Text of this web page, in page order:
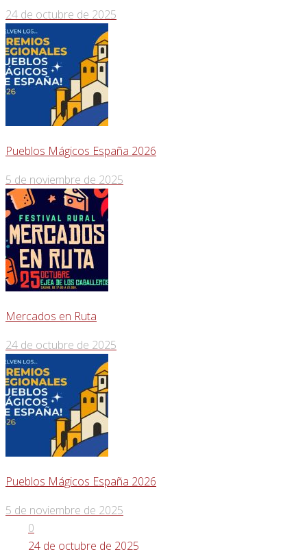
24 de octubre de 2025
Pueblos Mágicos España 2026
5 de noviembre de 2025
Mercados en Ruta
24 de octubre de 2025
Pueblos Mágicos España 2026
5 de noviembre de 2025
0
24 de octubre de 2025